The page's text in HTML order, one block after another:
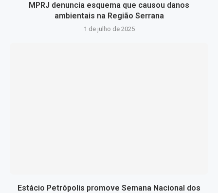
MPRJ denuncia esquema que causou danos
ambientais na Região Serrana
1 de julho de 2025
Estácio Petrópolis promove Semana Nacional dos